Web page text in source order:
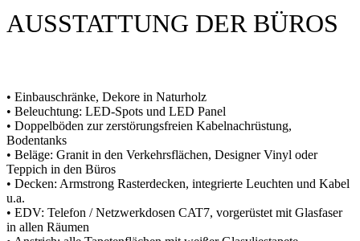
AUSSTATTUNG DER BÜROS
• Einbauschränke, Dekore in Naturholz
• Beleuchtung: LED-Spots und LED Panel
• Doppelböden zur zerstörungsfreien Kabelnachrüstung,
Bodentanks
• Beläge: Granit in den Verkehrsflächen, Designer Vinyl oder
Teppich in den Büros
• Decken: Armstrong Rasterdecken, integrierte Leuchten und Kabel
u.a.
• EDV: Telefon / Netzwerkdosen CAT7, vorgerüstet mit Glasfaser
in allen Räumen